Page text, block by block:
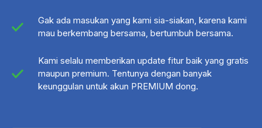
Gak ada masukan yang kami sia-siakan, karena kami
mau berkembang bersama, bertumbuh bersama.
Kami selalu memberikan update fitur baik yang gratis
maupun premium. Tentunya dengan banyak
keunggulan untuk akun PREMIUM dong.